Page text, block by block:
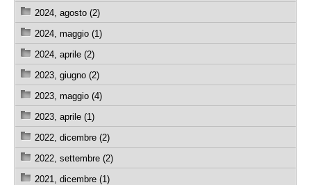
2024, agosto (2)
2024, maggio (1)
2024, aprile (2)
2023, giugno (2)
2023, maggio (4)
2023, aprile (1)
2022, dicembre (2)
2022, settembre (2)
2021, dicembre (1)